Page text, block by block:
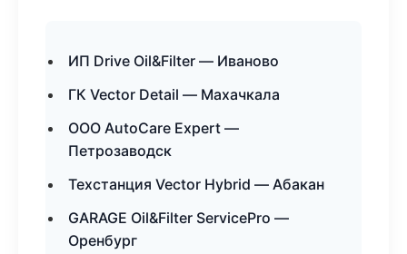
ИП Drive Oil&Filter — Иваново
ГК Vector Detail — Махачкала
ООО AutoCare Expert —
Петрозаводск
Техстанция Vector Hybrid — Абакан
GARAGE Oil&Filter ServicePro —
Оренбург